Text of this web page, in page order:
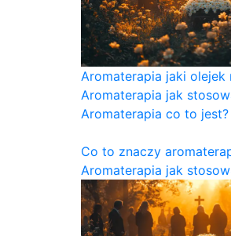
Aromaterapia jaki olejek
Aromaterapia jak
Aromaterapia co to jest?
Co to znaczy
Aromaterapia jak